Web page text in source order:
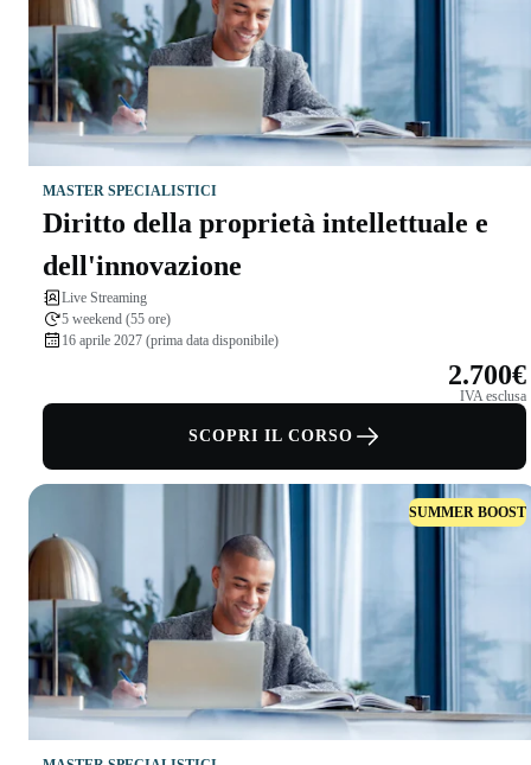
MASTER SPECIALISTICI
Diritto della proprietà intellettuale e
dell'innovazione
Live Streaming
5 weekend (55 ore)
16 aprile 2027 (prima data disponibile)
2.700€
IVA esclusa
SCOPRI IL CORSO
SUMMER BOOST